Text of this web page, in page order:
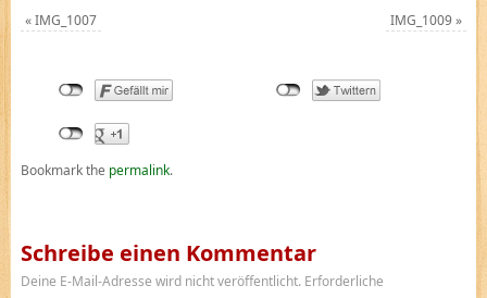
«IMG_1007 IMG_1009»
Bookmark the permalink.
Schreibe einen Kommentar
Deine E-Mail-Adresse wird nicht veröffentlicht. Erforderliche